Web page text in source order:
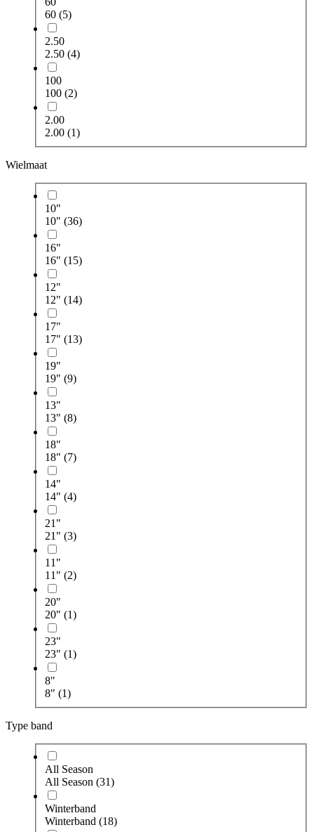
60 (5)
2.50
2.50 (4)
100
100 (2)
2.00
2.00 (1)
Wielmaat
10"
10" (36)
16"
16" (15)
12"
12" (14)
17"
17" (13)
19"
19" (9)
13"
13" (8)
18"
18" (7)
14"
14" (4)
21"
21" (3)
11"
11" (2)
20"
20" (1)
23"
23" (1)
8"
8" (1)
Type band
All Season
All Season (31)
Winterband
Winterband (18)